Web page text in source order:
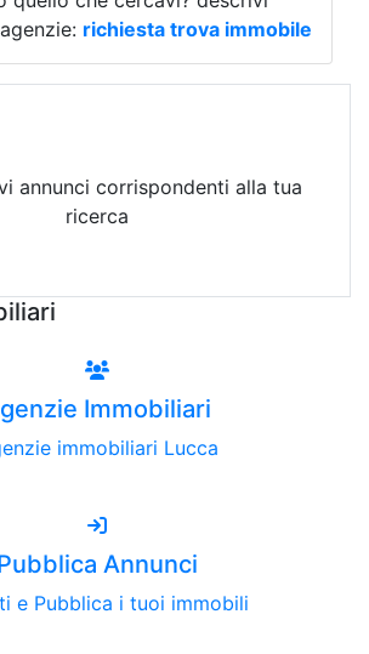
richiesta trova immobile
annunci corrispondenti alla tua
ricerca
Immobiliari
immobiliari Lucca
Annunci
e Pubblica i tuoi immobili